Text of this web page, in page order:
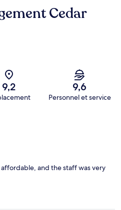
Cedar
9,2 9,6
Personnel et service
and the staff was very